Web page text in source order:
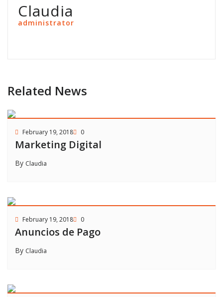
Claudia
administrator
Related News
February 19, 2018 0
Marketing Digital
By Claudia
February 19, 2018 0
Anuncios de Pago
By Claudia